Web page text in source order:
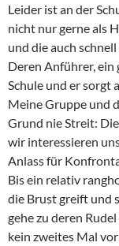
Leider ist an der
nicht nur gerne als
und die auch
Deren Anführer, ein
Schule und er sorgt
Meine Gruppe und
Grund nie Streit:
wir interessieren
Anlass für
Bis ein relativ
die Brust greift und
gehe zu deren
kein zweites Mal